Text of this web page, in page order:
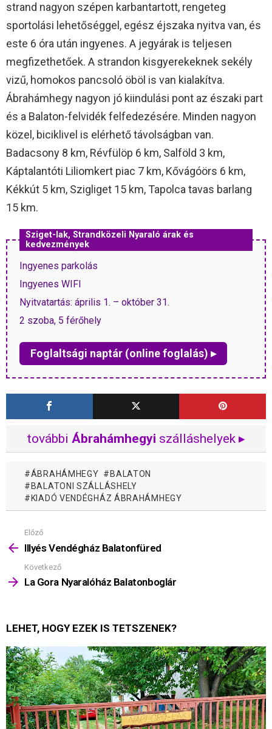
strand nagyon szépen karbantartott, rengeteg
sportolási lehetőséggel, egész éjszaka nyitva van, és
este 6 óra után ingyenes. A jegyárak is teljesen
megfizethetőek. A strandon kisgyerekeknek sekély
vizű, homokos pancsoló öböl is van kialakítva.
Ábrahámhegy nagyon jó kiindulási pont az északi part
és a Balaton-felvidék felfedezésére. Minden nagyon
közel, biciklivel is elérhető távolságban van.
Badacsony 8 km, Révfülöp 6 km, Salföld 3 km,
Káptalantóti Liliomkert piac 7 km, Kővágóörs 6 km,
Kékkút 5 km, Szigliget 15 km, Tapolca tavas barlang
15 km.
Sziget-lak, Strandközeli Nyaraló árak és
kedvezmények
Ingyenes parkolás
Ingyenes WIFI
Nyitvatartás: április 1. – október 31.
2 szoba, 5 férőhely
Foglaltsági naptár (online foglalás) ▸
további Ábrahámhegyi szálláshelyek ▸
ÁBRAHÁMHEGY
BALATON
BALATONI SZÁLLÁSHELY
KIADÓ VENDÉGHÁZ ÁBRAHÁMHEGY
Mutass
többet
Előző
Illyés Vendégház Balatonfüred
Következő
La Gora Nyaralóház Balatonboglár
LEHET, HOGY EZEK IS TETSZENEK?